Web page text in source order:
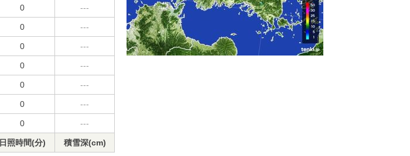
0 ---
0 ---
0 ---
0 ---
0 ---
0 ---
0 ---
日照時間(分) 積雪深(cm)